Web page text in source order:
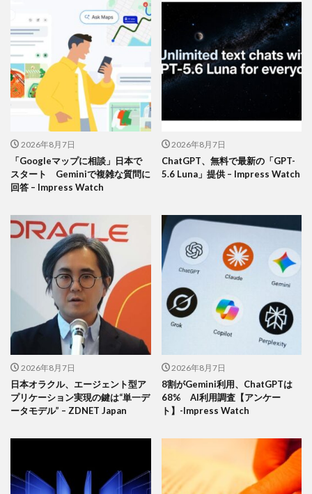
2026年8月7日
「Googleマップに相談」日本で
スタート Geminiで複雑な質問に
回答 – Impress Watch
2026年8月7日
ChatGPT、無料で最新の「GPT-
5.6 Luna」提供 – Impress Watch
2026年8月7日
日本オラクル、エージェント型ア
プリケーション実現の鍵は“単一デ
ータモデル” – ZDNET Japan
2026年8月7日
8割がGemini利用、ChatGPTは
68% AI利用調査【アンケー
ト】-Impress Watch